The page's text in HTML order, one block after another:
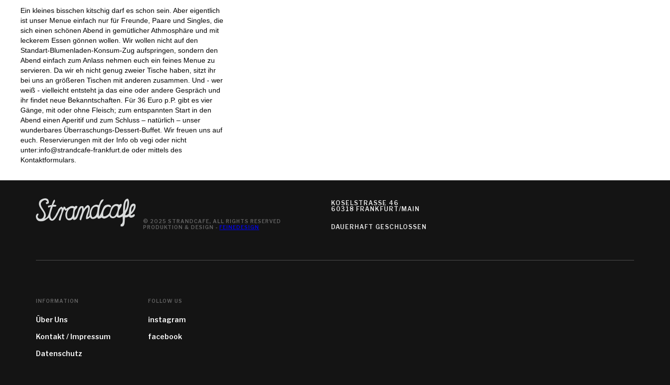
Ein kleines bisschen kitschig darf es schon sein. Aber eigentlich
ist unser Menue einfach nur für Freunde, Paare und Singles, die
sich einen schönen Abend in gemütlicher Athmosphäre und mit
leckerem Essen gönnen wollen. Wir wollen nicht auf den
Standart-Blumenladen-Konsum-Zug aufspringen, sondern den
Abend einfach zum Anlass nehmen euch ein feines Menue zu
servieren. Da wir eh nicht genug zweier Tische haben, sitzt ihr
bei uns an größeren Tischen mit anderen zusammen. Und - wer
weiß - vielleicht entsteht ja das eine oder andere Gespräch und
ihr findet neue Bekanntschaften. Für 36 Euro p.P. gibt es vier
Gänge, mit oder ohne Fleisch; zum entspannten Start in den
Abend einen Aperitif und zum Schluss – natürlich – unser
wunderbares Überraschungs-Dessert-Buffet. Wir freuen uns auf
euch. Reservierungen mit der Info ob vegi oder nicht
unter:info@strandcafe-frankfurt.de oder mittels des
Kontaktformulars.‍
© 2025 STRANDCAFE, ALL RIGHTS RESERVED
PRODUKTION & DESIGN - FEINEDESIGN
KOSELSTRASSE 46
60318 FRANKFURT/MAIN
DAUERHAFT GESCHLOSSEN
INFORMATION
Über Uns
Kontakt / Impressum
Datenschutz
FOLLOW US
instagram
facebook